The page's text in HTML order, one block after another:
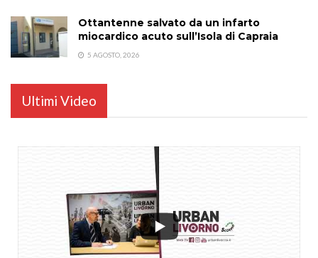
Ottantenne salvato da un infarto
miocardico acuto sull’Isola di Capraia
5 AGOSTO, 2026
Ultimi Video